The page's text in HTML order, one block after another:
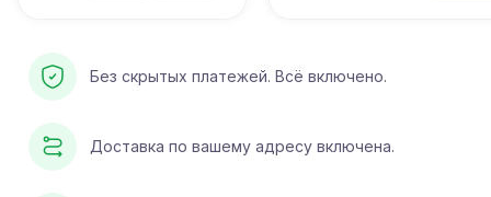
Без скрытых платежей. Всё включено.
Доставка по вашему адресу включена.